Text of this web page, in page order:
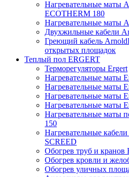
Нагревательные маты
ECOTHERM 180
Нагревательные маты
Двухжильные кабели
Греющий кабель
открытых площадок
Теплый пол ERGERT
Терморегуляторы Ergert
Нагревательные маты
Нагревательные маты
Нагревательные маты
Нагревательные маты
Нагревательные маты
150
Нагревательные
SCREED
Обогрев труб и кранов
Обогрев кровли и
Обогрев уличных